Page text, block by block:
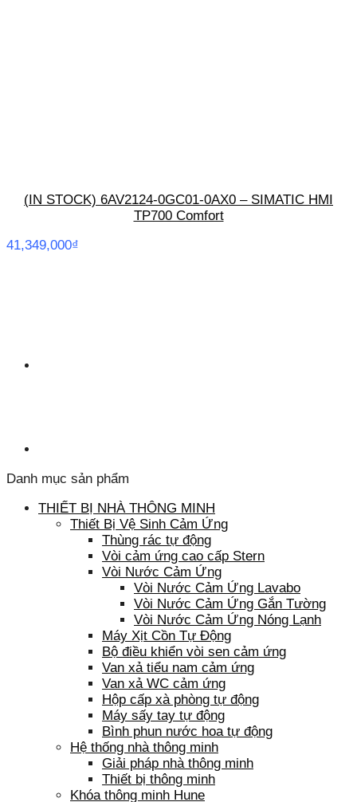
(IN STOCK) 6AV2124-0GC01-0AX0 – SIMATIC HMI
TP700 Comfort
41,349,000₫
Danh mục sản phẩm
THIẾT BỊ NHÀ THÔNG MINH
Thiết Bị Vệ Sinh Cảm Ứng
Thùng rác tự động
Vòi cảm ứng cao cấp Stern
Vòi Nước Cảm Ứng
Vòi Nước Cảm Ứng Lavabo
Vòi Nước Cảm Ứng Gắn Tường
Vòi Nước Cảm Ứng Nóng Lạnh
Máy Xịt Cồn Tự Động
Bộ điều khiển vòi sen cảm ứng
Van xả tiểu nam cảm ứng
Van xả WC cảm ứng
Hộp cấp xà phòng tự động
Máy sấy tay tự động
Bình phun nước hoa tự động
Hệ thống nhà thông minh
Giải pháp nhà thông minh
Thiết bị thông minh
Khóa thông minh Hune